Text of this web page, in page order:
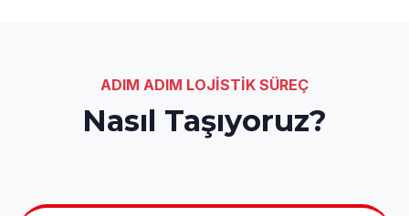
ADIM ADIM LOJİSTİK SÜREÇ
Nasıl Taşıyoruz?